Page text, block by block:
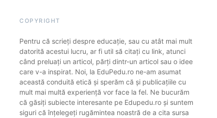
COPYRIGHT
Pentru că scrieți despre educație, sau cu atât mai mult
datorită acestui lucru, ar fi util să citați cu link, atunci
când preluați un articol, părți dintr-un articol sau o idee
care v-a inspirat. Noi, la EduPedu.ro ne-am asumat
această conduită etică și sperăm că și publicațiile cu
mult mai multă experiență vor face la fel. Ne bucurăm
că găsiți subiecte interesante pe Edupedu.ro și suntem
siguri că înțelegeți rugămintea noastră de a cita sursa